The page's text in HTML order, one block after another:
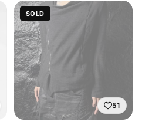
SOLD
51